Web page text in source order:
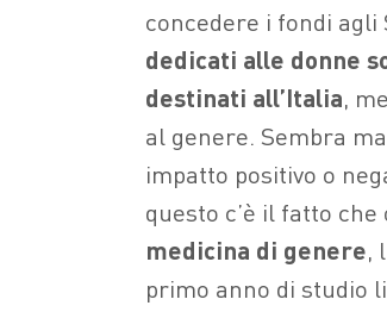
concedere i fondi
dedicati alle donne
destinati all’Italia,
al genere. Sembra
impatto positivo o
questo c’è il fatto
medicina di genere,
primo anno di studio